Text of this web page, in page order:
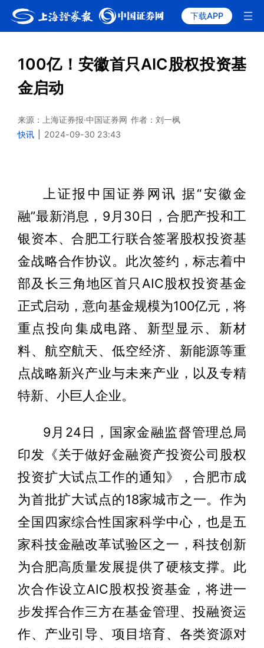
下载APP
100亿！安徽首只AIC股权投资基
金启动
来源：上海证券报·中国证券网 作者：刘一枫
快讯
2024-09-30 23:43
上证报中国证券网讯 据“安徽金
融”最新消息，9月30日，合肥产投和工
银资本、合肥工行联合签署股权投资基
金战略合作协议。此次签约，标志着中
部及长三角地区首只AIC股权投资基金
正式启动，意向基金规模为100亿元，将
重点投向集成电路、新型显示、新材
料、航空航天、低空经济、新能源等重
点战略新兴产业与未来产业，以及专精
特新、小巨人企业。
9月24日，国家金融监督管理总局
印发《关于做好金融资产投资公司股权
投资扩大试点工作的通知》，合肥市成
为首批扩大试点的18家城市之一。作为
全国四家综合性国家科学中心，也是五
家科技金融改革试验区之一，科技创新
为合肥高质量发展提供了硬核支撑。此
次合作设立AIC股权投资基金，将进一
步发挥合作三方在基金管理、投融资运
作、产业引导、项目培育、各类资源对